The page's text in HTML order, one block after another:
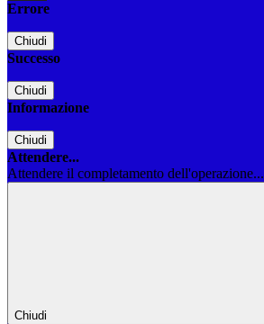
Errore
Chiudi
Successo
Chiudi
Informazione
Chiudi
Attendere...
Attendere il completamento dell'operazione...
Chiudi